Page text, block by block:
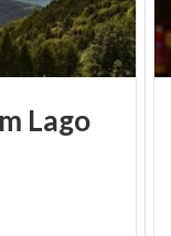
Lago